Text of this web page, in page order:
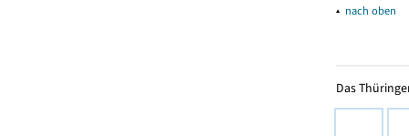
▴ nach oben
Das